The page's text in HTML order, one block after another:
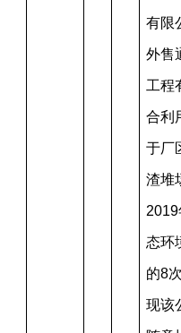
有限
外售
工程
合利
于厂
渣堆
态环
的8
现该